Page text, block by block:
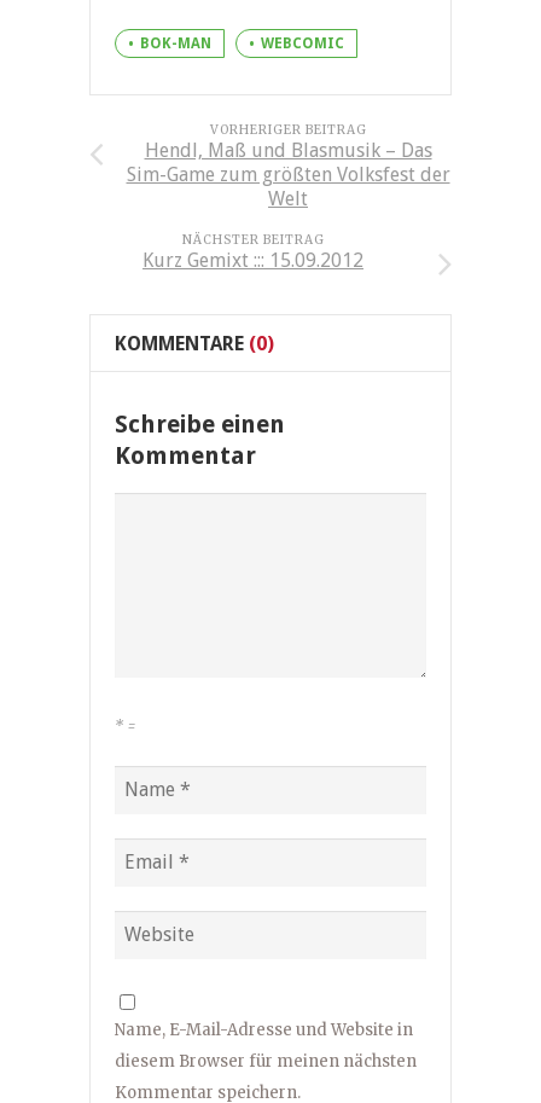
BOK-MAN WEBCOMIC
VORHERIGER BEITRAG
Hendl, Maß und Blasmusik – Das
Sim-Game zum größten Volksfest der
Welt
NÄCHSTER BEITRAG
Kurz Gemixt ::: 15.09.2012
KOMMENTARE (0)
Schreibe einen
Kommentar
* =
Name, E-Mail-Adresse und Website in
diesem Browser für meinen nächsten
Kommentar speichern.